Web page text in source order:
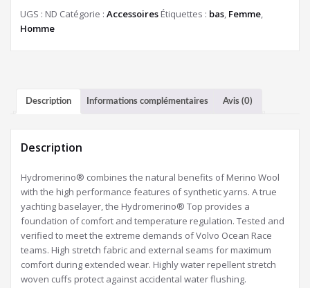
UGS : ND Catégorie : Accessoires Étiquettes : bas, Femme,
Homme
Description Informations complémentaires Avis (0)
Description
Hydromerino® combines the natural benefits of Merino Wool
with the high performance features of synthetic yarns. A true
yachting baselayer, the Hydromerino® Top provides a
foundation of comfort and temperature regulation. Tested and
verified to meet the extreme demands of Volvo Ocean Race
teams. High stretch fabric and external seams for maximum
comfort during extended wear. Highly water repellent stretch
woven cuffs protect against accidental water flushing.